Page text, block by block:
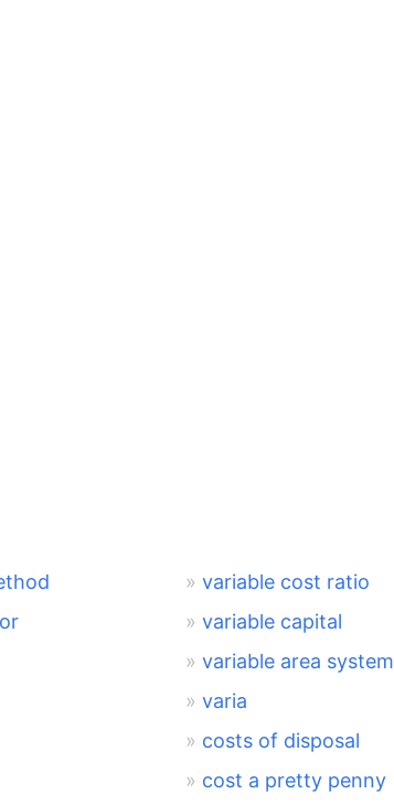
variable cost ratio
variable capital
variable area system
varia
costs of disposal
cost a pretty penny